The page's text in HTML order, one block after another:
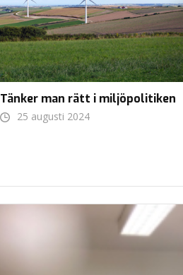
Tänker man rätt i miljöpolitiken
25 augusti 2024